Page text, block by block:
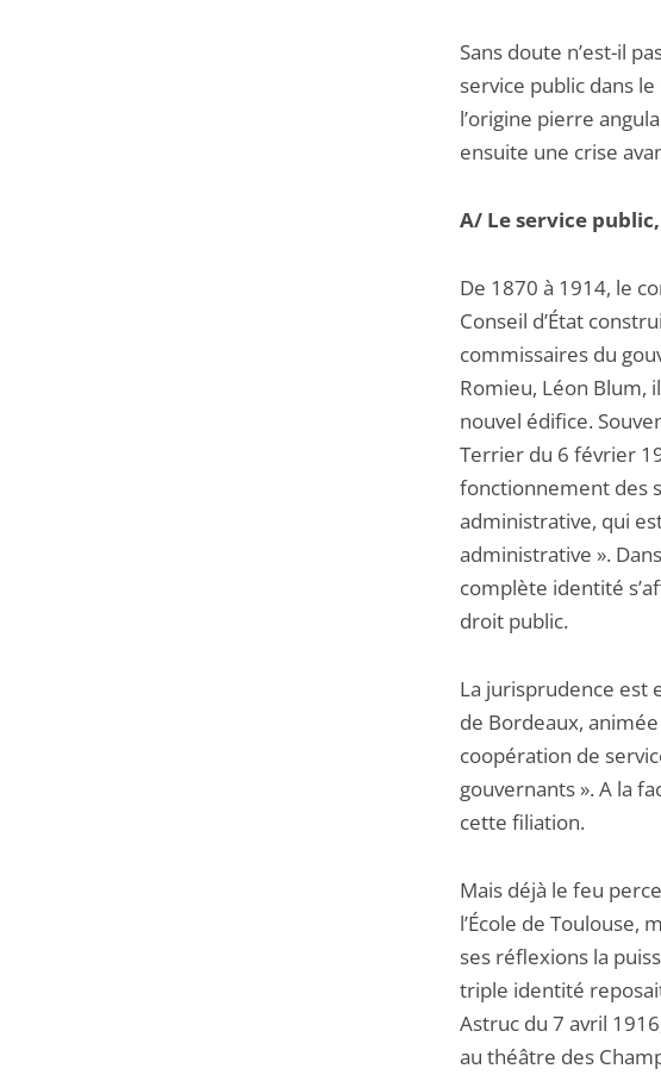
Sans doute n’est-il
service public dans
l’origine pierre
ensuite une crise
A/ Le service
De 1870 à 1914, le
Conseil d’État
commissaires du
Romieu, Léon Blum,
nouvel édifice.
Terrier du 6 février
fonctionnement des
administrative, qui
administrative ».
complète identité
droit public.
La jurisprudence est
de Bordeaux,
coopération de
gouvernants ». A la
cette filiation.
Mais déjà le feu
l’École de Toulouse,
ses réflexions la
triple identité
Astruc du 7 avril
au théâtre des